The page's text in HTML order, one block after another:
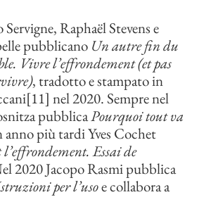
Raphaël Stevens e
pubblicano Un autre fin du
Vivre l’effrondement (et pas
, tradotto e stampato in
nel 2020. Sempre nel
pubblicaPourquoi tout va
anno più tardi Yves Cochet
Essai de
2020 Jacopo Rasmi pubblica
per l’usoe collabora a